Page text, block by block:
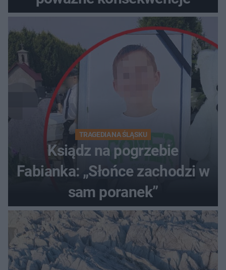
TRAGEDIA NA ŚLĄSKU
Ksiądz na pogrzebie
Fabianka: „Słońce zachodzi w
sam poranek”